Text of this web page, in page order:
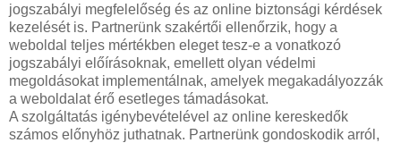
jogszabályi megfelelőség és az online biztonsági kérdések
kezelését is. Partnerünk szakértői ellenőrzik, hogy a
weboldal teljes mértékben eleget tesz-e a vonatkozó
jogszabályi előírásoknak, emellett olyan védelmi
megoldásokat implementálnak, amelyek megakadályozzák
a weboldalat érő esetleges támadásokat.
A szolgáltatás igénybevételével az online kereskedők
számos előnyhöz juthatnak. Partnerünk gondoskodik arról,